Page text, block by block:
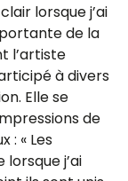
lorsque j’ai
de la
l’artiste
à divers
Elle se
de
: « Les
j’ai